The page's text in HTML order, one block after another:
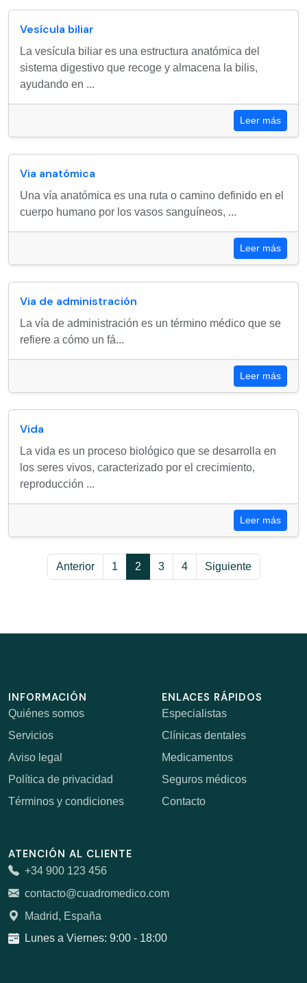
Vesícula biliar
La vesícula biliar es una estructura anatómica del
sistema digestivo que recoge y almacena la bilis,
ayudando en ...
Leer más
Via anatómica
Una vía anatómica es una ruta o camino definido en el
cuerpo humano por los vasos sanguíneos, ...
Leer más
Via de administración
La vía de administración es un término médico que se
refiere a cómo un fá...
Leer más
Vida
La vida es un proceso biológico que se desarrolla en
los seres vivos, caracterizado por el crecimiento,
reproducción ...
Leer más
Anterior 1 2 3 4 Siguiente
INFORMACIÓN
Quiénes somos
Servicios
Aviso legal
Política de privacidad
Términos y condiciones
ENLACES RÁPIDOS
Especialistas
Clínicas dentales
Medicamentos
Seguros médicos
Contacto
ATENCIÓN AL CLIENTE
+34 900 123 456
contacto@cuadromedico.com
Madrid, España
Lunes a Viernes: 9:00 - 18:00